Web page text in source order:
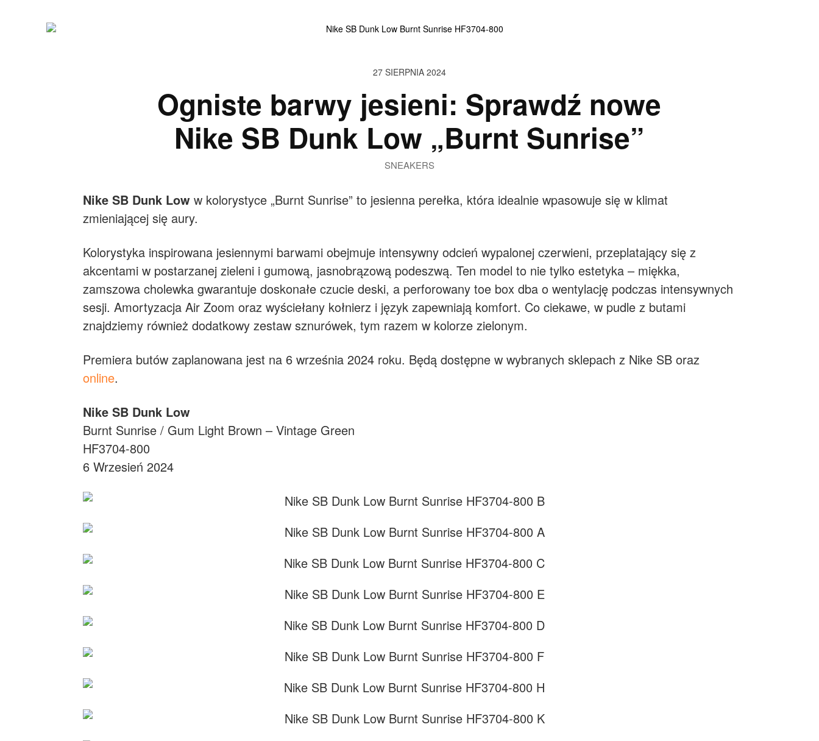
27 SIERPNIA 2024
Ogniste barwy jesieni: Sprawdź nowe
Nike SB Dunk Low „Burnt Sunrise”
SNEAKERS
Nike SB Dunk Low w kolorystyce „Burnt Sunrise” to jesienna perełka, która idealnie wpasowuje się w klimat
zmieniającej się aury.
Kolorystyka inspirowana jesiennymi barwami obejmuje intensywny odcień wypalonej czerwieni, przeplatający się z
akcentami w postarzanej zieleni i gumową, jasnobrązową podeszwą. Ten model to nie tylko estetyka – miękka,
zamszowa cholewka gwarantuje doskonałe czucie deski, a perforowany toe box dba o wentylację podczas intensywnych
sesji. Amortyzacja Air Zoom oraz wyściełany kołnierz i język zapewniają komfort. Co ciekawe, w pudle z butami
znajdziemy również dodatkowy zestaw sznurówek, tym razem w kolorze zielonym.
Premiera butów zaplanowana jest na 6 września 2024 roku. Będą dostępne w wybranych sklepach z Nike SB oraz
online.
Nike SB Dunk Low
Burnt Sunrise / Gum Light Brown – Vintage Green
HF3704-800
6 Wrzesień 2024